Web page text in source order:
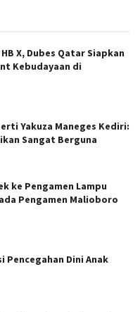
X, Dubes Qatar Siapkan
Kebudayaan di
Yakuza Maneges Kediri:
Sangat Berguna
ke Pengamen Lampu
Pengamen Malioboro
Pencegahan Dini Anak